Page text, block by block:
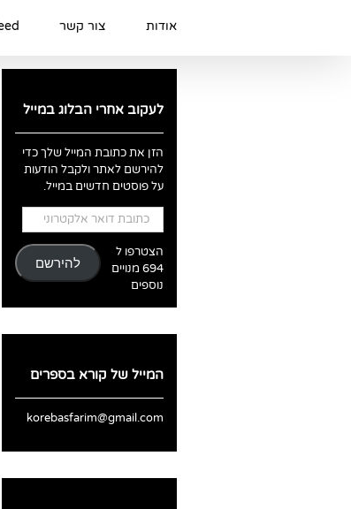
אודות צור קשר
לעקוב אחרי הבלוג במייל
הזן את כתובת המייל שלך כדי
להירשם לאתר ולקבל הודעות
על פוסטים חדשים במייל.
כתובת
דואר
אלקטרוני
להירשם
הצטרפו ל
694 מנויים
נוספים
המייל של קורא בספרים
korebasfarim@gmail.com